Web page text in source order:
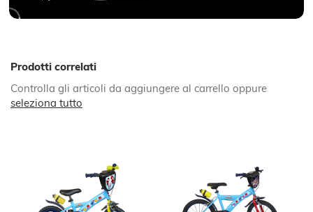
Prodotti correlati
Controlla gli articoli da aggiungere al carrello oppure
seleziona tutto